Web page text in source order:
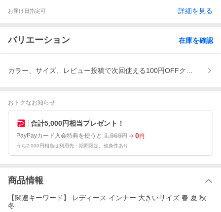
お届け日指定可 詳細を見る
バリエーション 在庫を確認
カラー、サイズ、レビュー投稿で次回使える100円OFFクーポンプ
おトクなお知らせ
合計5,000円相当プレゼント！
PayPayカード入会特典を使うと 1,969円 0円
うち2,000円相当は利用先・期間限定。他条件あり
商品情報
【関連キーワード】 レディース インナー 大きいサイズ 春 夏 秋
冬